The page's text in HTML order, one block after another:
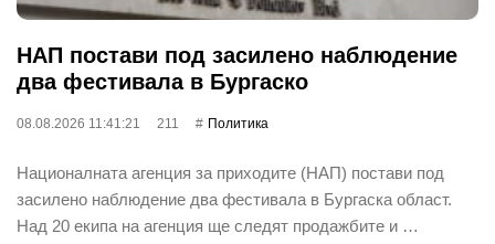
НАП постави под засилено наблюдение
два фестивала в Бургаско
08.08.2026 11:41:21 211 Политика
Националната агенция за приходите (НАП) постави под
засилено наблюдение два фестивала в Бургаска област.
Над 20 екипа на агенция ще следят продажбите и …